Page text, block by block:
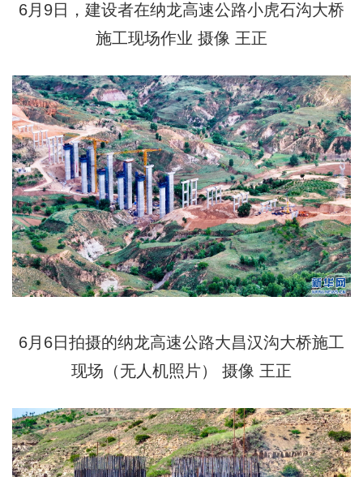
6月9日，建设者在纳龙高速公路小虎石沟大桥
施工现场作业 摄像 王正
6月6日拍摄的纳龙高速公路大昌汉沟大桥施工
现场（无人机照片） 摄像 王正